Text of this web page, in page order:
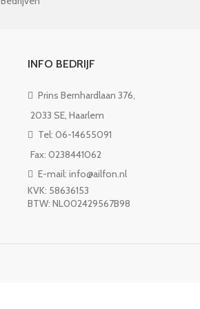
INFO BEDRIJF
Prins Bernhardlaan 376,
2033 SE, Haarlem
Tel: 06-14655091
Fax: 0238441062
E-mail: info@ailfon.nl
KVK: 58636153
BTW: NL002429567B98